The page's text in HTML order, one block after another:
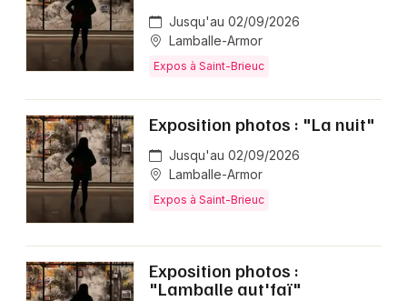
Jusqu'au 02/09/2026
Lamballe-Armor
Expos à Saint-Brieuc
Exposition photos : "La nuit"
Jusqu'au 02/09/2026
Lamballe-Armor
Expos à Saint-Brieuc
Exposition photos :
"Lamballe aut'faï"